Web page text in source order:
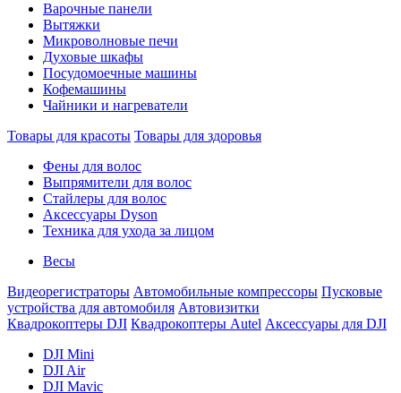
Варочные панели
Вытяжки
Микроволновые печи
Духовые шкафы
Посудомоечные машины
Кофемашины
Чайники и нагреватели
Товары для красоты Товары для здоровья
Фены для волос
Выпрямители для волос
Стайлеры для волос
Аксессуары Dyson
Техника для ухода за лицом
Весы
Видеорегистраторы Автомобильные компрессоры Пусковые
устройства для автомобиля Автовизитки
Квадрокоптеры DJI Квадрокоптеры Autel Аксессуары для DJI
DJI Mini
DJI Air
DJI Mavic